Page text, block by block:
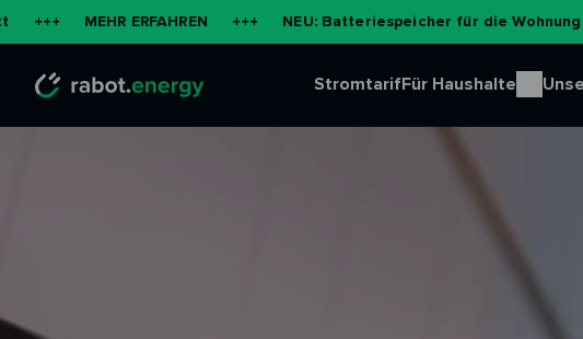
MEHR ERFAHREN +++ NEU: Batteriespeicher für die Wohnung – 99 €
StromtarifFür Haushalte